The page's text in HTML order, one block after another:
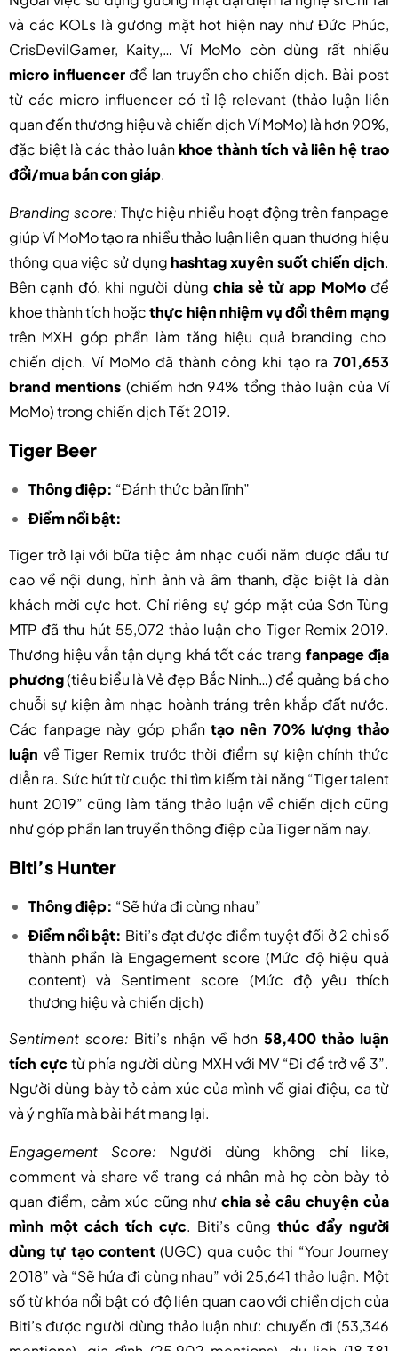
và các KOLs là gương mặt hot hiện nay như Đức Phúc,
CrisDevilGamer, Kaity,… Ví MoMo còn dùng rất nhiều
micro influencerđể lan truyền cho chiến dịch. Bài post
từ các micro influencer có tỉ lệ relevant (thảo luận liên
quan đến thương hiệu và chiến dịch Ví MoMo) là hơn 90%,
đặc biệt là các thảo luậnkhoe thành tích và liên hệ trao
đổi/mua bán con giáp.
Branding score: Thực hiệu nhiều hoạt động trên fanpage
giúp Ví MoMo tạo ra nhiều thảo luận liên quan thương hiệu
thông qua việc sử dụnghashtag xuyên suốt chiến dịch.
Bên cạnh đó, khi người dùngchia sẻ từ app MoMođể
khoe thành tích hoặcthực hiện nhiệm vụ đổi thêm mạng
trên MXH góp phần làm tăng hiệu quả branding cho
chiến dịch. Ví MoMo đã thành công khi tạo ra 701,653
brand mentions (chiếm hơn 94% tổng thảo luận của Ví
MoMo) trong chiến dịch Tết 2019.
Tiger Beer
Thông điệp: “Đánh thức bản lĩnh”
Điểm nổi bật:
Tiger trở lại với bữa tiệc âm nhạc cuối năm được đầu tư
cao về nội dung, hình ảnh và âm thanh, đặc biệt là dàn
khách mời cực hot. Chỉ riêng sự góp mặt của Sơn Tùng
MTP đã thu hút 55,072 thảo luận cho Tiger Remix 2019.
Thương hiệu vẫn tận dụng khá tốt các trang fanpage địa
phương(tiêu biểu là Vẻ đẹp Bắc Ninh…) để quảng bá cho
chuỗi sự kiện âm nhạc hoành tráng trên khắp đất nước.
Các fanpage này góp phầntạo nên 70% lượng thảo
luận về Tiger Remix trước thời điểm sự kiện chính thức
diễn ra. Sức hút từ cuộc thi tìm kiếm tài năng “Tiger talent
hunt 2019” cũng làm tăng thảo luận về chiến dịch cũng
như góp phần lan truyền thông điệp của Tiger năm nay.
Biti’s Hunter
Thông điệp: “Sẽ hứa đi cùng nhau”
Điểm nổi bật: Biti’s đạt được điểm tuyệt đối ở 2 chỉ số
thành phần là Engagement score (Mức độ hiệu quả
content)và Sentiment score (Mức độ yêu thích
thương hiệu và chiến dịch)
Sentiment score: Biti’s nhận về hơn 58,400 thảo luận
tích cực từ phía người dùng MXH với MV “Đi để trở về 3”.
Người dùng bày tỏ cảm xúc của mình về giai điệu, ca từ
và ý nghĩa mà bài hát mang lại.
Engagement Score: Người dùng không chỉ like,
comment và share về trang cá nhân mà họ còn bày tỏ
quan điểm, cảm xúc cũng nhưchia sẻ câu chuyện của
mình một cách tích cực. Biti’s cũng thúc đẩy người
dùng tự tạo content (UGC) qua cuộc thi “Your Journey
2018” và “Sẽ hứa đi cùng nhau” với 25,641 thảo luận. Một
số từ khóa nổi bật có độ liên quan cao với chiền dịch của
Biti’s được người dùng thảo luận như: chuyến đi (53,346